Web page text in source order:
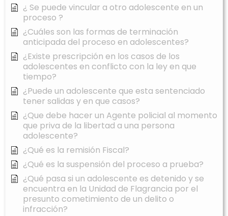
¿ Se puede vincular a otro adolescente en un
proceso ?
¿Cuáles son las formas de terminación
anticipada del proceso en adolescentes?
¿Existe prescripción en los casos de los
adolescentes en conflicto con la ley en que
tiempo?
¿Puede un adolescente que esta sentenciado
tener salidas y en que casos?
¿Que debe hacer un Agente policial al momento
que priva de la libertad a una persona
adolescente?
¿Qué es la remisión Fiscal?
¿Qué es la suspensión del proceso a prueba?
¿Qué pasa si un adolescente es detenido y se
encuentra en la Unidad de Flagrancia por el
presunto cometimiento de un delito o
infracción?